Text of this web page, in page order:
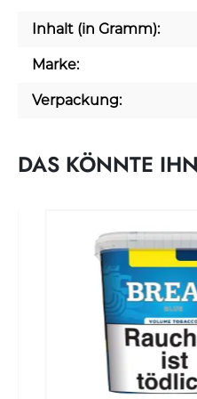
Inhalt (in Gramm):
Marke:
Verpackung:
DAS KÖNNTE